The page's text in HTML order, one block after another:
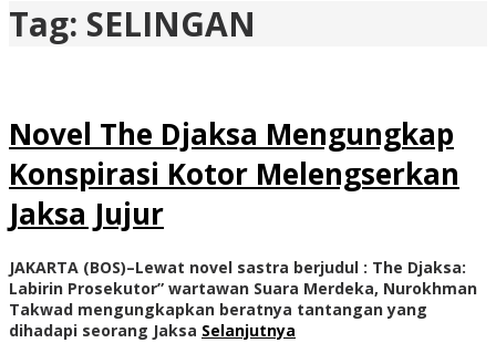
Tag: SELINGAN
Novel The Djaksa Mengungkap
Konspirasi Kotor Melengserkan
Jaksa Jujur
JAKARTA (BOS)–Lewat novel sastra berjudul : The Djaksa:
Labirin Prosekutor” wartawan Suara Merdeka, Nurokhman
Takwad mengungkapkan beratnya tantangan yang
dihadapi seorang Jaksa Selanjutnya